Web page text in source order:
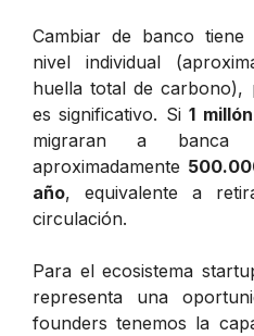
Cambiar de banco
nivel individual
huella total de carbono),
es significativo. Si1
migraran a banca
aproximadamente
año, equivalente a
circulación.
Para el ecosistema
representa una
founders tenemos la